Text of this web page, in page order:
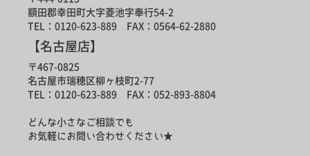
額田郡幸田町大字菱池字奉行54-2
TEL：0120-623-889 FAX：0564-62-2880
【名古屋店】
〒467-0825
名古屋市瑞穂区柳ヶ枝町2-77
TEL：0120-623-889 FAX：052-893-8804
どんな小さなご相談でも
お気軽にお問い合わせください★